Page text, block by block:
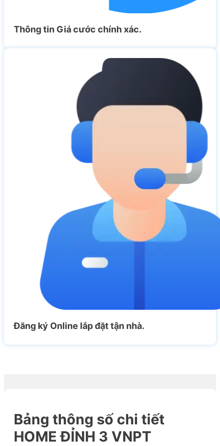
Thông tin Giá cước chính xác.
Đăng ký Online lắp đặt tận nhà.
Bảng thông số chi tiết
HOME ĐỈNH 3 VNPT